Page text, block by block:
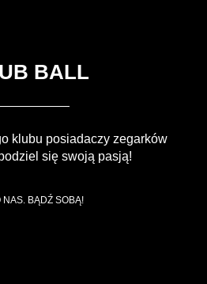
BALL
klubu posiadaczy zegarków
się swoją pasją!
NAS. BĄDŹ SOBĄ!